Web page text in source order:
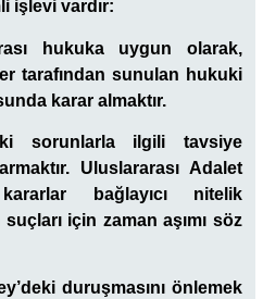
işlevi vardır:
hukuka uygun olarak,
tarafından sunulan hukuki
karar almaktır.
sorunlarla ilgili tavsiye
Uluslararası Adalet
bağlayıcı nitelik
suçları için zaman aşımı söz
duruşmasını önlemek